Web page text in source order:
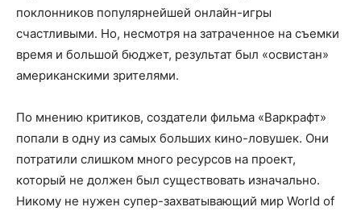
поклонников популярнейшей онлайн-игры
счастливыми. Но, несмотря на затраченное на съемки
время и большой бюджет, результат был «освистан»
американскими зрителями.
По мнению критиков, создатели фильма «Варкрафт»
попали в одну из самых больших кино-ловушек. Они
потратили слишком много ресурсов на проект,
который не должен был существовать изначально.
Никому не нужен супер-захватывающий мир World of